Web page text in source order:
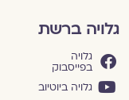
גלויה ברשת
גלויה
בפייסבוק
גלויה ביוטיוב